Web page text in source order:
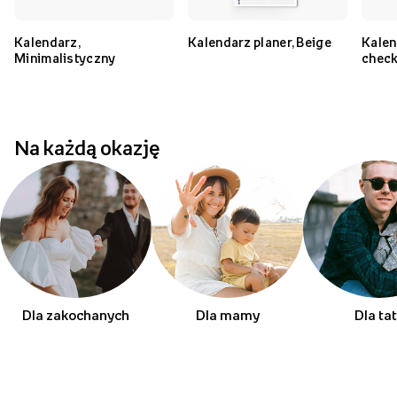
Kalendarz,
Minimalistyczny
Kalendarz planer, Beige
Na każdą okazję
Dla zakochanych Dla mamy Dla